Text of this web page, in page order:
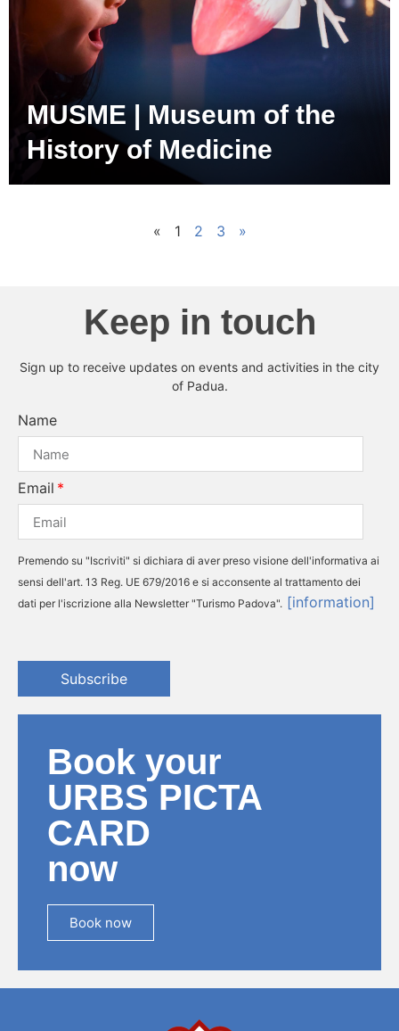
MUSME | Museum of the
History of Medicine
« 1 2 3 »
Keep in touch
Sign up to receive updates on events and activities in the city
of Padua.
Name
Email
Premendo su "Iscriviti" si dichiara di aver preso visione dell'informativa ai
sensi dell'art. 13 Reg. UE 679/2016 e si acconsente al trattamento dei
dati per l'iscrizione alla Newsletter "Turismo Padova". [information]
Subscribe
Book your
URBS PICTA
CARD
now
Book now